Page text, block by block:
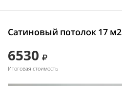
Сатиновый потолок 17 м2
6530
Итоговая стоимость